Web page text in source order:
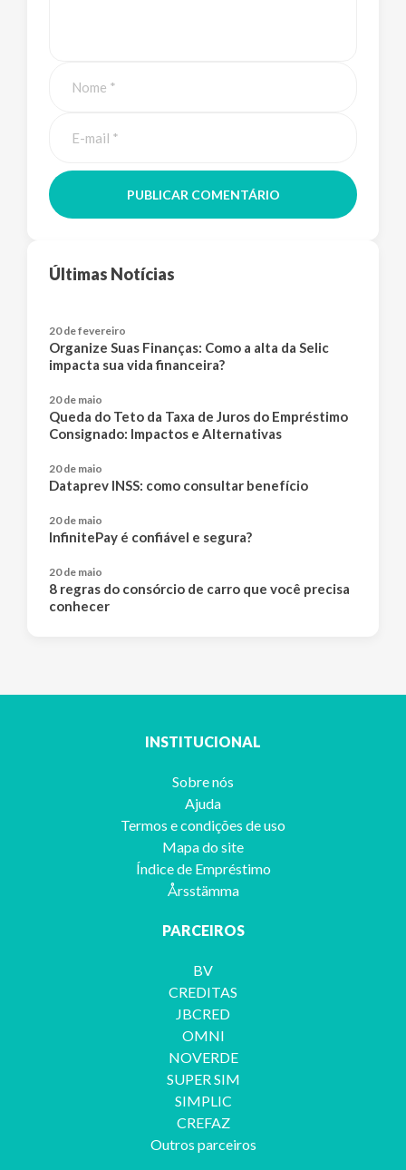
PUBLICAR COMENTÁRIO
Últimas Notícias
20 de fevereiro
Organize Suas Finanças: Como a alta da Selic
impacta sua vida financeira?
20 de maio
Queda do Teto da Taxa de Juros do Empréstimo
Consignado: Impactos e Alternativas
20 de maio
Dataprev INSS: como consultar benefício
20 de maio
InfinitePay é confiável e segura?
20 de maio
8 regras do consórcio de carro que você precisa
conhecer
INSTITUCIONAL
Sobre nós
Ajuda
Termos e condições de uso
Mapa do site
Índice de Empréstimo
Årsstämma
PARCEIROS
BV
CREDITAS
JBCRED
OMNI
NOVERDE
SUPER SIM
SIMPLIC
CREFAZ
Outros parceiros